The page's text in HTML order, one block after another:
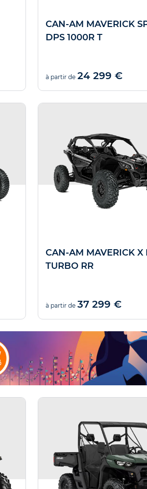
CAN-AM MAVERICK
DPS 1000R T
à partir de 24 299 €
CAN-AM MAVERICK X
TURBO RR
à partir de 37 299 €